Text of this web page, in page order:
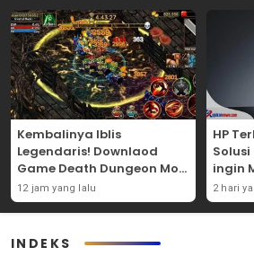
Kembalinya Iblis
Legendaris! Downlaod
Game Death Dungeon Mod
APK Dan Mainkan
Sekarang Juga!
12 jam yang lalu
HP
ingin
Tapi
2 hari
INDEKS